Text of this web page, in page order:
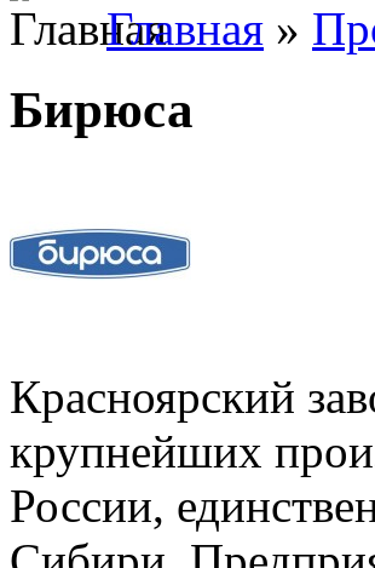
Главная »
Бирюса
Красноярский
крупнейших
России,